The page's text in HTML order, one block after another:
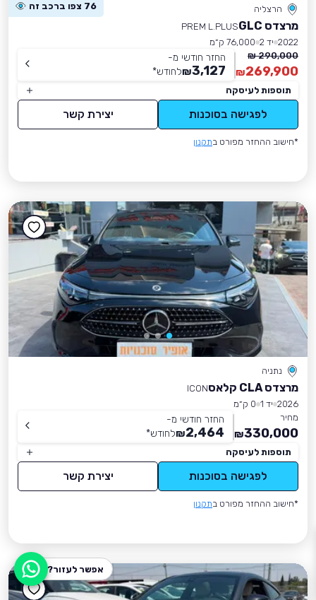
הרצליה 76 צפו ברכב זה
מרצדס GLC
PREM L.PLUS
2022 יד 2
76,000 ק״מ
290,000 ₪
269,900
₪
החזר חודשי מ-
3,127
₪לחודש*
תוספות לעיסקה
לפגישה בסוכנות יצירת קשר
*חישוב ההחזר מפורט בתקנון
נתניה
מרצדס CLA קלאס
ICON
2026 יד 1
0 ק״מ
מחיר
330,000
₪
החזר חודשי מ-
2,464
₪לחודש*
תוספות לעיסקה
לפגישה בסוכנות יצירת קשר
*חישוב ההחזר מפורט בתקנון
אפשר לעזור?